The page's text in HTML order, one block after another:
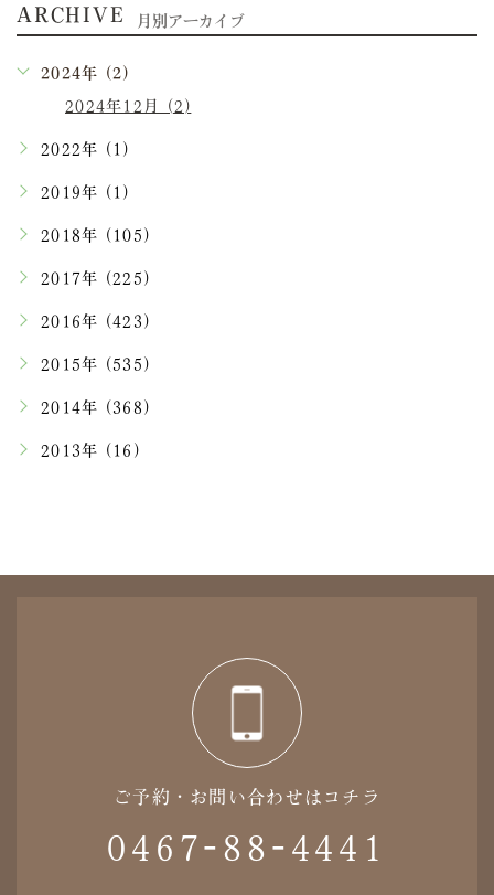
ARCHIVE 月別アーカイブ
2024年 (2)
2024年12月 (2)
2022年 (1)
2019年 (1)
2018年 (105)
2017年 (225)
2016年 (423)
2015年 (535)
2014年 (368)
2013年 (16)
ご予約・お問い合わせはコチラ
0467-88-4441